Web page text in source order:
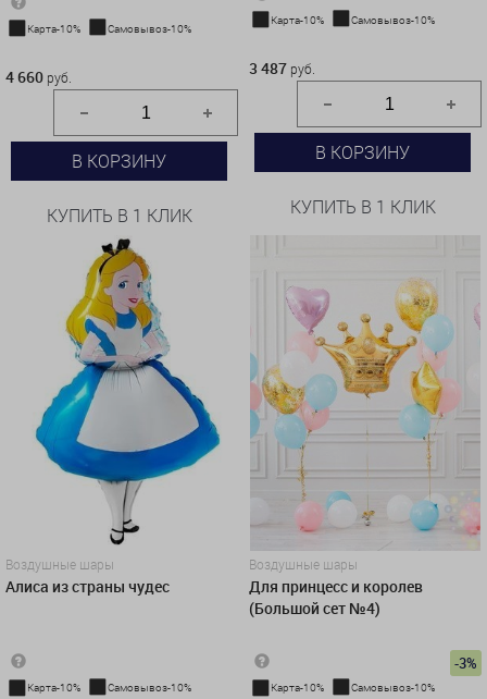
Карта-10% Самовывоз-10%
4 660 руб.
В КОРЗИНУ
КУПИТЬ В 1 КЛИК
Карта-10% Самовывоз-10%
3 487 руб.
В КОРЗИНУ
КУПИТЬ В 1 КЛИК
Воздушные шары
Алиса из страны чудес
Карта-10% Самовывоз-10%
Воздушные шары
Для принцесс и королев
(Большой сет №4)
-3%
Карта-10% Самовывоз-10%